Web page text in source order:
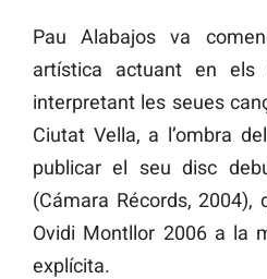
Pau Alabajos va
artística actuant en els
interpretant les seues
Ciutat Vella, a l’ombra
publicar el seu disc
(Cámara Récords, 2004),
Ovidi Montllor 2006 a la
explícita.